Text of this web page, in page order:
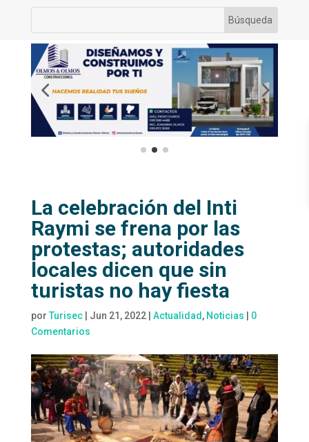
La celebración del Inti
Raymi se frena por las
protestas; autoridades
locales dicen que sin
turistas no hay fiesta
por Turisec| Jun 21, 2022| Actualidad , Noticias
0
Comentarios